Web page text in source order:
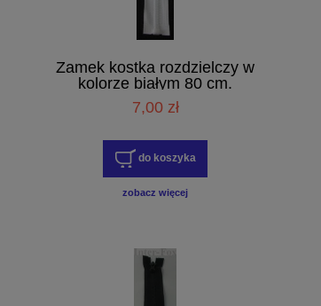
Zamek kostka rozdzielczy w
kolorze białym 80 cm.
7,00 zł
do koszyka
zobacz więcej